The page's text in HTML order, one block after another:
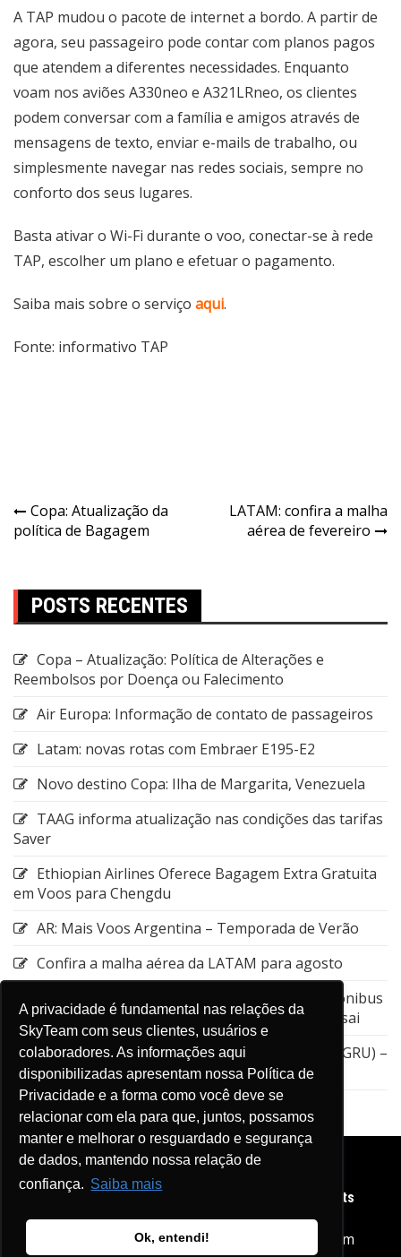
A privacidade é fundamental nas relações da
SkyTeam com seus clientes, usuários e
colaboradores. As informações aqui
disponibilizadas apresentam nossa Política de
Privacidade e a forma como você deve se
relacionar com ela para que, juntos, possamos
manter e melhorar o resguardado e segurança
de dados, mantendo nossa relação de
confiança. Saiba mais
Ok, entendi!
A TAP mudou o pacote de internet a bordo. A partir de
agora, seu passageiro pode contar com planos pagos
que atendem a diferentes necessidades. Enquanto
voam nos aviões A330neo e A321LRneo, os clientes
podem conversar com a família e amigos através de
mensagens de texto, enviar e-mails de trabalho, ou
simplesmente navegar nas redes sociais, sempre no
conforto dos seus lugares.
Basta ativar o Wi-Fi durante o voo, conectar-se à rede
TAP, escolher um plano e efetuar o pagamento.
Saiba mais sobre o serviço aqui.
Fonte: informativo TAP
Copa: Atualização da
política de Bagagem
LATAM: confira a malha
aérea de fevereiro
POSTS RECENTES
Copa – Atualização: Política de Alterações e
Reembolsos por Doença ou Falecimento
Air Europa: Informação de contato de passageiros
Latam: novas rotas com Embraer E195-E2
Novo destino Copa: Ilha de Margarita, Venezuela
TAAG informa atualização nas condições das tarifas
Saver
Ethiopian Airlines Oferece Bagagem Extra Gratuita
em Voos para Chengdu
AR: Mais Voos Argentina – Temporada de Verão
Confira a malha aérea da LATAM para agosto
Emirates: Alteração do local de embarque do ônibus
entre a Estação de Nagoya e o Aeroporto de Kansai
GOL: Cancelamento da rota entre Guarulhos (GRU) –
Aruba (AUA)
Copyright © 2026 Diário de Viagens SkyTeam. All rights
Home SkyTeam
LinkPag SkyTeam